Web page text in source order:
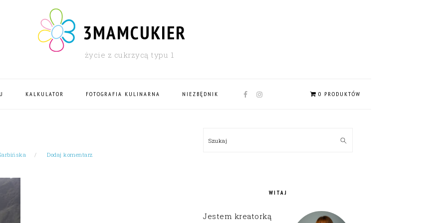
3MAMCUKIER
życie z cukrzycą typu 1
KALKULATOR FOTOGRAFIA KULINARNA NIEZBĘDNIK
NAV
0 PRODUKTÓW
Dodaj komentarz
SIDEBAR
Szukaj
WITAJ
Jestem kreatorką